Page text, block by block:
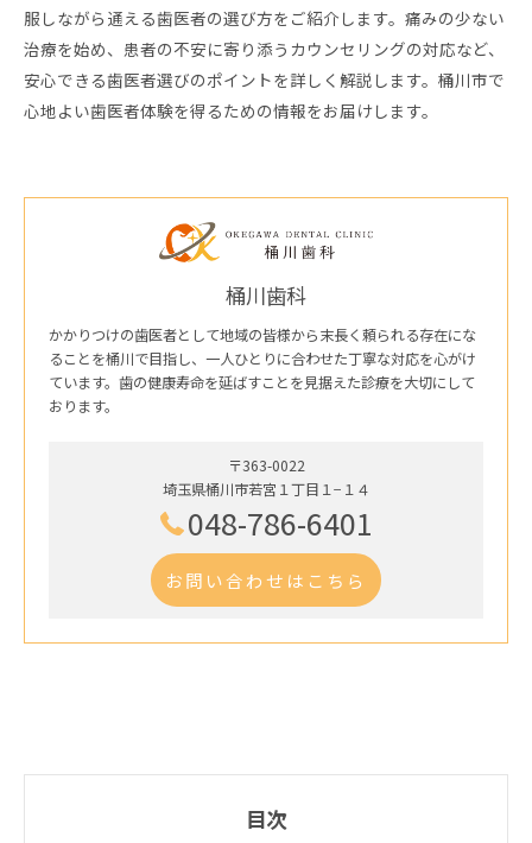
服しながら通える歯医者の選び方をご紹介します。痛みの少ない
治療を始め、患者の不安に寄り添うカウンセリングの対応など、
安心できる歯医者選びのポイントを詳しく解説します。桶川市で
心地よい歯医者体験を得るための情報をお届けします。
桶川歯科
かかりつけの歯医者として地域の皆様から末長く頼られる存在にな
ることを桶川で目指し、一人ひとりに合わせた丁寧な対応を心がけ
ています。歯の健康寿命を延ばすことを見据えた診療を大切にして
おります。
〒363-0022
埼玉県桶川市若宮１丁目１−１４
048-786-6401
お問い合わせはこちら
目次